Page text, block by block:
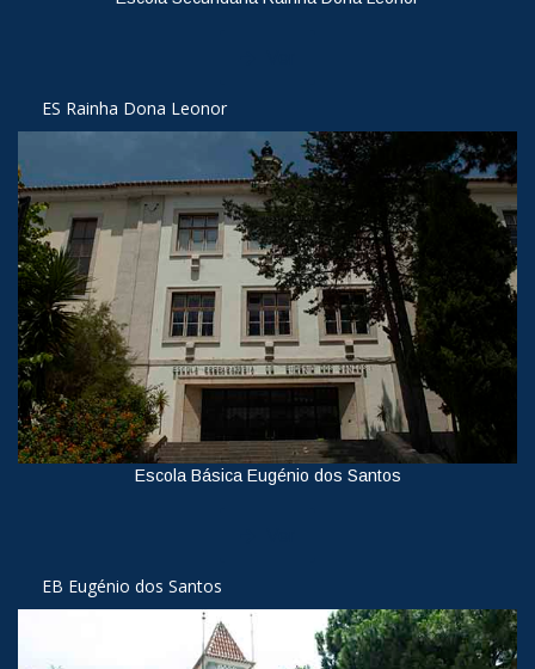
ES Rainha Dona Leonor
Escola Básica Eugénio dos Santos
EB Eugénio dos Santos